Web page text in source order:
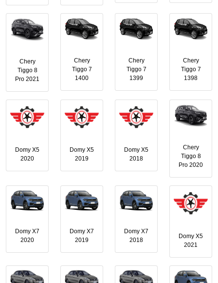
Chery
Tiggo 7
1398
Chery
Tiggo 7
1399
Chery
Tiggo 7
1400
Chery
Tiggo 8
Pro 2021
Chery
Tiggo 8
Pro 2020
Domy X5
2018
Domy X5
2019
Domy X5
2020
Domy X5
2021
Domy X7
2018
Domy X7
2019
Domy X7
2020